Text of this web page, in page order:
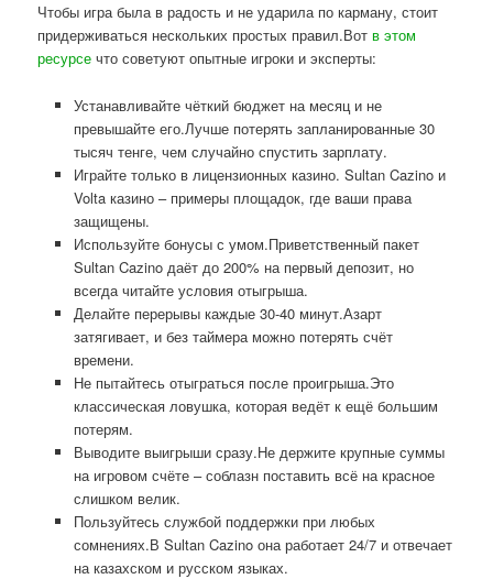
Чтобы игра была в радость и не ударила по карману, стоит
придерживаться нескольких простых правил.Вотв этом
ресурсе что советуют опытные игроки и эксперты:
Устанавливайте чёткий бюджет на месяц и не
превышайте его.Лучше потерять запланированные 30
тысяч тенге, чем случайно спустить зарплату.
Играйте только в лицензионных казино. Sultan Cazino и
Volta казино – примеры площадок, где ваши права
защищены.
Используйте бонусы с умом.Приветственный пакет
Sultan Cazino даёт до 200% на первый депозит, но
всегда читайте условия отыгрыша.
Делайте перерывы каждые 30-40 минут.Азарт
затягивает, и без таймера можно потерять счёт
времени.
Не пытайтесь отыграться после проигрыша.Это
классическая ловушка, которая ведёт к ещё большим
потерям.
Выводите выигрыши сразу.Не держите крупные суммы
на игровом счёте – соблазн поставить всё на красное
слишком велик.
Пользуйтесь службой поддержки при любых
сомнениях.В Sultan Cazino она работает 24/7 и отвечает
на казахском и русском языках.